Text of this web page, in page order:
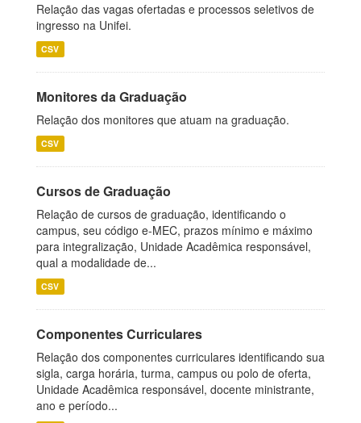
Relação das vagas ofertadas e processos seletivos de
ingresso na Unifei.
CSV
Monitores da Graduação
Relação dos monitores que atuam na graduação.
CSV
Cursos de Graduação
Relação de cursos de graduação, identificando o
campus, seu código e-MEC, prazos mínimo e máximo
para integralização, Unidade Acadêmica responsável,
qual a modalidade de...
CSV
Componentes Curriculares
Relação dos componentes curriculares identificando sua
sigla, carga horária, turma, campus ou polo de oferta,
Unidade Acadêmica responsável, docente ministrante,
ano e período...